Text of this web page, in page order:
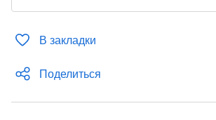
В закладки
Поделиться